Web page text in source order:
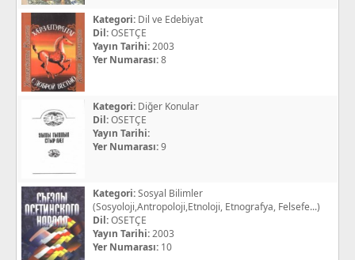
Kategori: Dil ve Edebiyat
Dil:OSETÇE
Yayın Tarihi:2003
Yer Numarası:8
Kategori: Diğer Konular
Dil:OSETÇE
Yayın Tarihi:
Yer Numarası:9
Kategori:Sosyal Bilimler
(Sosyoloji,Antropoloji,Etnoloji, Etnografya, Felsefe...)
Dil:OSETÇE
Yayın Tarihi:2003
Yer Numarası: 10